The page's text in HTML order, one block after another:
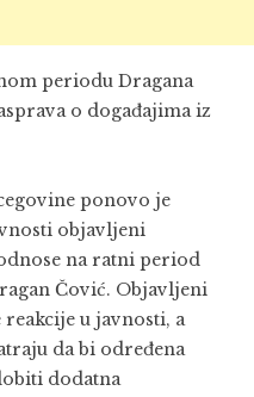
periodu Dragana
o događajima iz
ponovo je
objavljeni
na ratni period
Čović. Objavljeni
u javnosti, a
da bi određena
dodatna